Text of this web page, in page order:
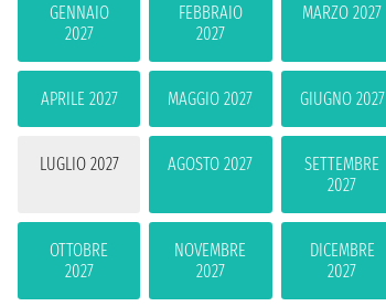
GENNAIO
2027
FEBBRAIO
2027
MARZO 2027
APRILE 2027 MAGGIO 2027 GIUGNO 2027
LUGLIO 2027 AGOSTO 2027
SETTEMBRE
2027
OTTOBRE
2027
NOVEMBRE
2027
DICEMBRE
2027